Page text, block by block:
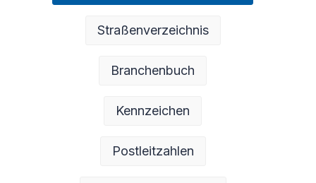
Straßenverzeichnis
Branchenbuch
Kennzeichen
Postleitzahlen